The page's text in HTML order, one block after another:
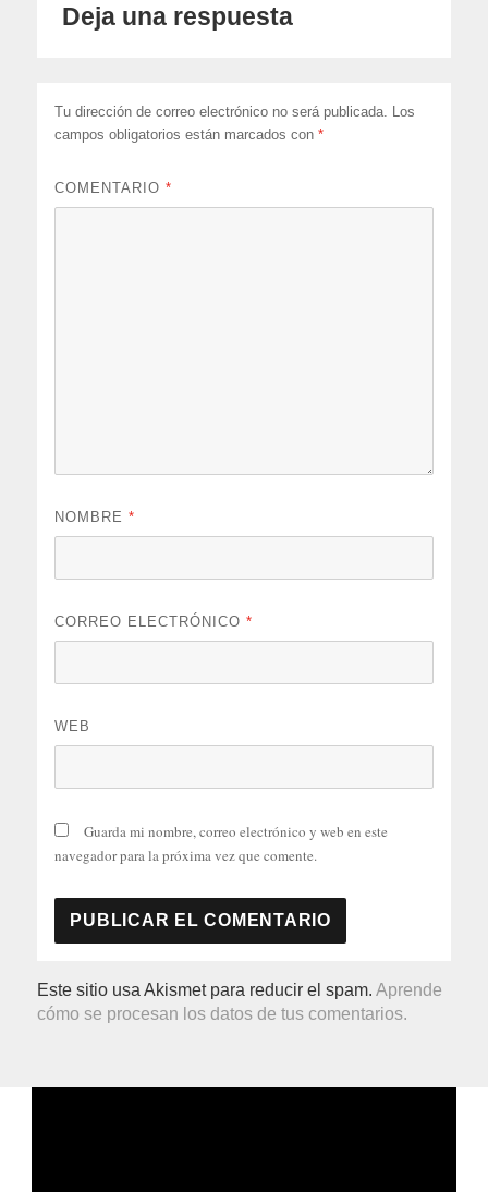
Deja una respuesta
Tu dirección de correo electrónico no será publicada.
Los
campos obligatorios están marcados con*
COMENTARIO*
NOMBRE*
CORREO ELECTRÓNICO*
WEB
Guarda mi nombre, correo electrónico y web en este
navegador para la próxima vez que comente.
Este sitio usa Akismet para reducir el spam.Aprende
cómo se procesan los datos de tus comentarios.